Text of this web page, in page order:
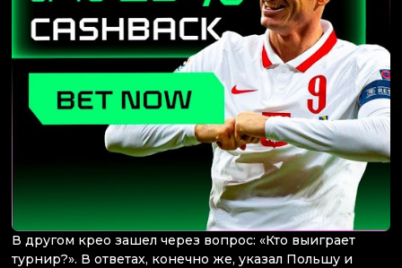
В другом крео зашел через вопрос: «Кто выиграет
турнир?». В ответах, конечно же, указал Польшу и